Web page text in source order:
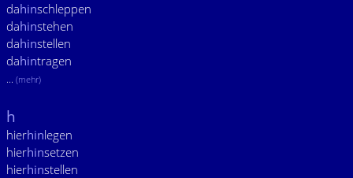
dahinschleppen
dahinstehen
dahinstellen
dahintragen
... (mehr)
h
hierhinlegen
hierhinsetzen
hierhinstellen